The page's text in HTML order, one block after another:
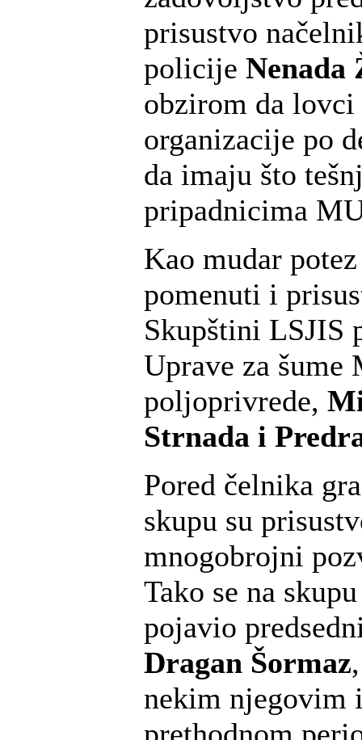
prisustvo
policije Nenada
obzirom da
organizacije po
da imaju što
pripadnicima
Kao mudar
pomenuti i
Skupštini LSJIS
Uprave za šume
poljoprivrede,
Strnada i
Pored čelnika
skupu su
mnogobrojni
Tako se na
pojavio
Dragan Šormaz
nekim njegovim